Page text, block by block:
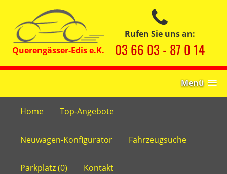
Rufen Sie uns an:
03 66 03 - 87 0 14
Menü
Home Top-Angebote
Neuwagen-Konfigurator Fahrzeugsuche
Parkplatz (0) Kontakt